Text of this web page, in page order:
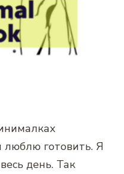
готовить. Я
день. Так